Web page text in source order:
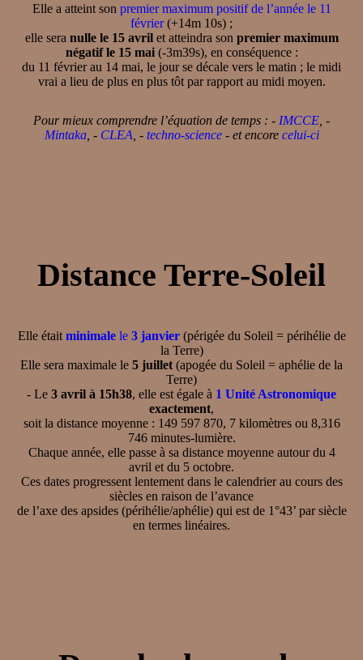
Elle a atteint son premier maximum positif de l’année le 11
février(+14m 10s) ;
elle sera nulle le 15 avrilet atteindra son premier maximum
négatif le 15 mai(-3m39s), en conséquence :
du 11 février au 14 mai, le jour se décale vers le matin ; le midi
vrai a lieu de plus en plus tôt par rapport au midi moyen.
Pour mieux comprendre l’équation de temps : - IMCCE , -
Mintaka, - CLEA , - techno-science- et encore celui-ci
Distance Terre-Soleil
Elle était minimalele 3 janvier(périgée du Soleil = périhélie de
la Terre)
Elle sera maximale le 5 juillet (apogée du Soleil = aphélie de la
Terre)
- Le 3 avril à 15h38, elle est égale à 1 Unité Astronomique
exactement,
soit la distance moyenne : 149 597 870, 7 kilomètres ou 8,316
746 minutes-lumière.
Chaque année, elle passe à sa distance moyenne autour du 4
avril et du 5 octobre.
Ces dates progressent lentement dans le calendrier au cours des
siècles en raison de l’avance
de l’axe des apsides (périhélie/aphélie) qui est de 1°43’ par siècle
en termes linéaires.